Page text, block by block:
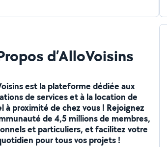
d’AlloVoisins
est la plateforme dédiée aux
de services et à la location de
à proximité de chez vous ! Rejoignez
de 4,5 millions de membres,
et particuliers, et facilitez votre
pour tous vos projets !